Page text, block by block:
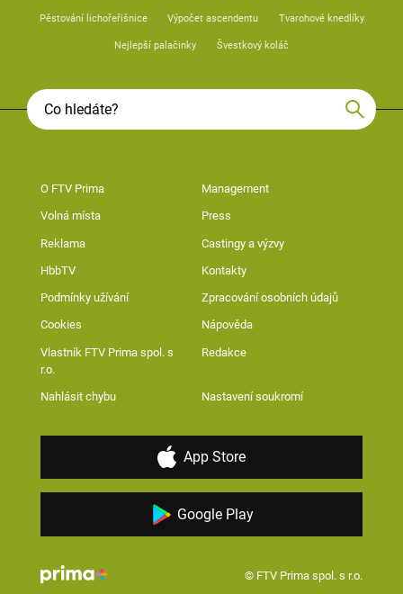
Pěstování lichořeřišnice Výpočet ascendentu Tvarohové knedlíky
Nejlepší palačinky Švestkový koláč
O FTV Prima Management
Volná místa Press
Reklama Castingy a výzvy
HbbTV Kontakty
Podmínky užívání Zpracování osobních údajů
Cookies Nápověda
Vlastník FTV Prima spol. s
r.o.
Redakce
Nahlásit chybu Nastavení soukromí
App Store
Google Play
© FTV Prima spol. s r.o.